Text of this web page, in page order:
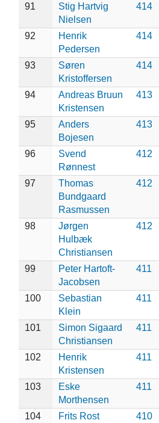
91
Stig Hartvig
Nielsen
414
92
Henrik
Pedersen
414
93
Søren
Kristoffersen
414
94
Andreas Bruun
Kristensen
413
95
Anders
Bojesen
413
96
Svend
Rønnest
412
97
Thomas
Bundgaard
Rasmussen
412
98
Jørgen
Hulbæk
Christiansen
412
99
Peter Hartoft-
Jacobsen
411
100
Sebastian
Klein
411
101
Simon Sigaard
Christiansen
411
102
Henrik
Kristensen
411
103
Eske
Morthensen
411
104 Frits Rost 410